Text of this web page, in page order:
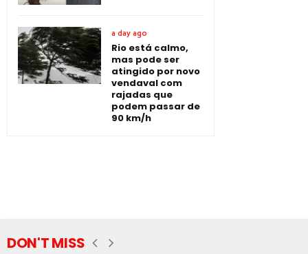
a day ago
Rio está calmo,
mas pode ser
atingido por novo
vendaval com
rajadas que
podem passar de
90 km/h
DON'T MISS